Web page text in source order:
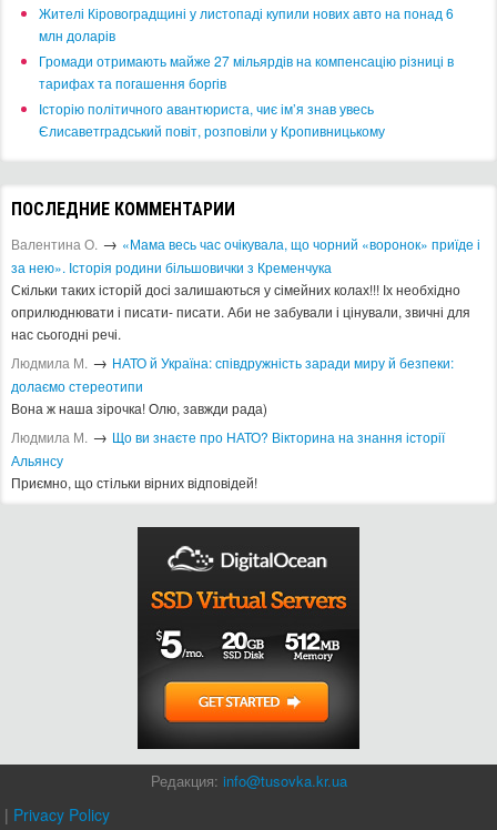
​Жителі Кіровоградщині у листопаді купили нових авто на понад 6
млн доларів
​Громади отримають майже 27 мільярдів на компенсацію різниці в
тарифах та погашення боргів
Історію політичного авантюриста, чиє ім’я знав увесь
Єлисаветградський повіт, розповіли у Кропивницькому
ПОСЛЕДНИЕ КОММЕНТАРИИ
Валентина О. → «Мама весь час очікувала, що чорний «воронок» приїде і
за нею». Історія родини більшовички з Кременчука
Скільки таких історій досі залишаються у сімейних колах!!! Іх необхідно
оприлюднювати і писати- писати. Аби не забували і цінували, звичні для
нас сьогодні речі.
Людмила М. → ​НАТО й Україна: співдружність заради миру й безпеки:
долаємо стереотипи
Вона ж наша зірочка! Олю, завжди рада)
Людмила М. → Що ви знаєте про НАТО? Вікторина на знання історії
Альянсу ​
Приємно, що стільки вірних відповідей!
Редакция: info@tusovka.kr.ua
| Privacy Policy